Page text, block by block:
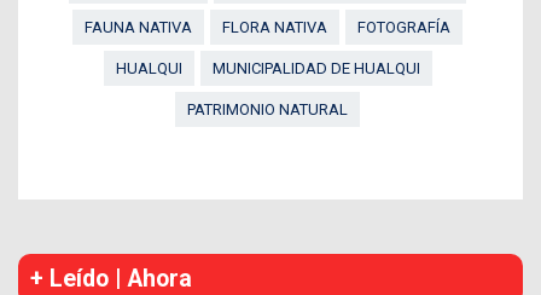
FAUNA NATIVA FLORA NATIVA FOTOGRAFÍA
HUALQUI MUNICIPALIDAD DE HUALQUI
PATRIMONIO NATURAL
+ Leído | Ahora